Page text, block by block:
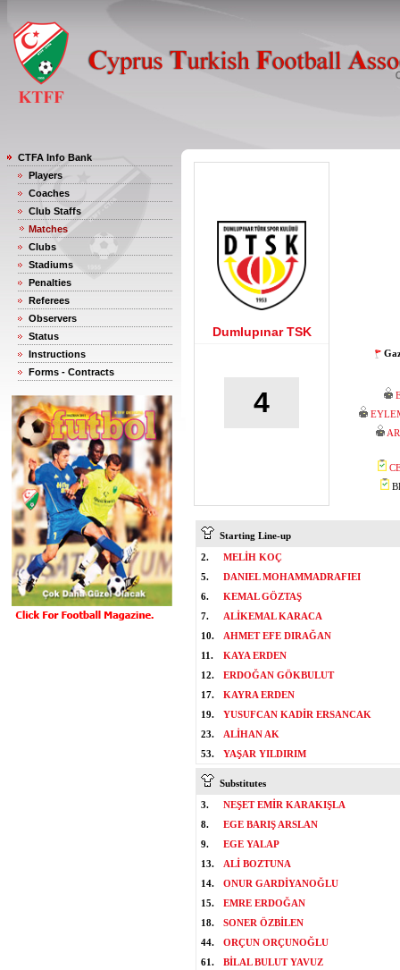
CTFA Info Bank
Players
Coaches
Club Staffs
Matches
Clubs
Stadiums
Penalties
Referees
Observers
Status
Instructions
Forms - Contracts
Dumlupınar TSK
4
Starting Line-up
2.
MELİH KOÇ
5.
DANIEL MOHAMMADRAFIEI
6.
KEMAL GÖZTAŞ
7.
ALİKEMAL KARACA
10.
AHMET EFE DIRAĞAN
11.
KAYA ERDEN
12.
ERDOĞAN GÖKBULUT
17.
KAYRA ERDEN
19.
YUSUFCAN KADİR ERSANCAK
23.
ALİHAN AK
53.
YAŞAR YILDIRIM
Substitutes
3.
NEŞET EMİR KARAKIŞLA
8.
EGE BARIŞ ARSLAN
9.
EGE YALAP
13.
ALİ BOZTUNA
14.
ONUR GARDİYANOĞLU
15.
EMRE ERDOĞAN
18.
SONER ÖZBİLEN
44.
ORÇUN ORÇUNOĞLU
61.
BİLAL BULUT YAVUZ